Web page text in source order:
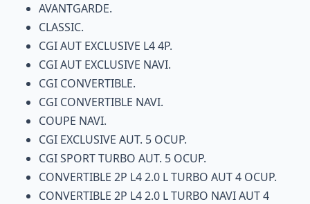
AVANTGARDE.
CLASSIC.
CGI AUT EXCLUSIVE L4 4P.
CGI AUT EXCLUSIVE NAVI.
CGI CONVERTIBLE.
CGI CONVERTIBLE NAVI.
COUPE NAVI.
CGI EXCLUSIVE AUT. 5 OCUP.
CGI SPORT TURBO AUT. 5 OCUP.
CONVERTIBLE 2P L4 2.0 L TURBO AUT 4 OCUP.
CONVERTIBLE 2P L4 2.0 L TURBO NAVI AUT 4